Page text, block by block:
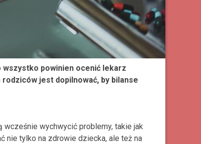
wszystko powinien ocenić lekarz
jest dopilnować, by bilanse
wychwycić problemy, takie jak
nie tylko na zdrowie dziecka, ale też na